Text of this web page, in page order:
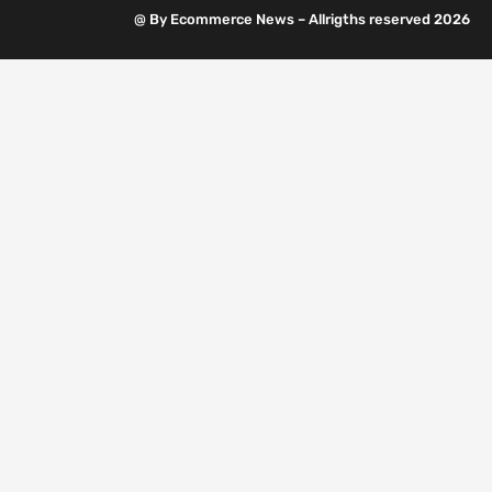
@ By Ecommerce News – Allrigths reserved 2026